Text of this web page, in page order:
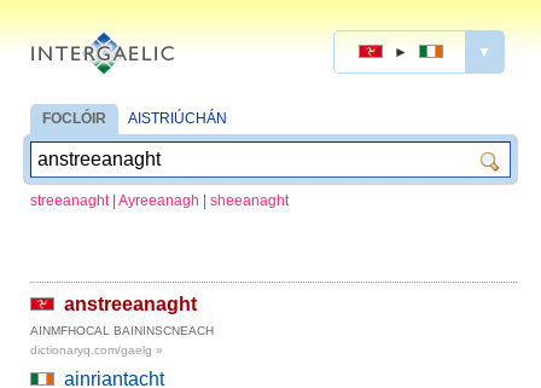
► ▼
FOCLÓIR AISTRIÚCHÁN
streeanaght Ayreeanagh sheeanaght
anstreeanaght
AINMFHOCAL BAININSCNEACH
dictionaryq.com/gaelg »
ainriantacht